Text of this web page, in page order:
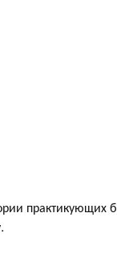
практикующих